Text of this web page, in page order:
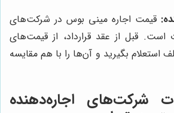
قیمت اجاره مینی بوس در شرکت‌های
است. قبل از عقد قرارداد، از قیمت‌های
بگیرید و آن‌ها را با هم مقایسه
شرکت‌های اجاره‌دهنده